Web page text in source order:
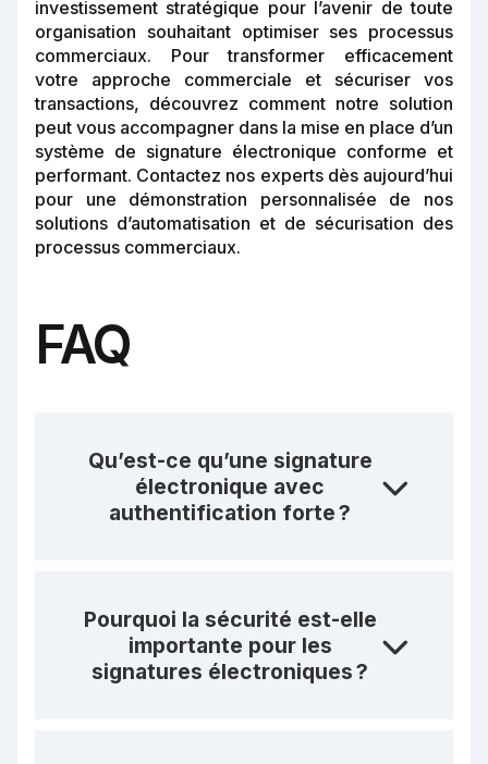
investissement stratégique pour l’avenir de toute
organisation souhaitant optimiser ses processus
commerciaux. Pour transformer efficacement
votre approche commerciale et sécuriser vos
transactions, découvrez comment notre solution
peut vous accompagner dans la mise en place d’un
système de signature électronique conforme et
performant. Contactez nos experts dès aujourd’hui
pour une démonstration personnalisée de nos
solutions d’automatisation et de sécurisation des
processus commerciaux.
FAQ
Qu’est-ce qu’une signature
électronique avec
authentification forte ?
Pourquoi la sécurité est-elle
importante pour les
signatures électroniques ?